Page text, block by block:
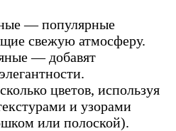
— популярные
свежую атмосферу.
— добавят
цветов, используя
и узорами
или полоской).